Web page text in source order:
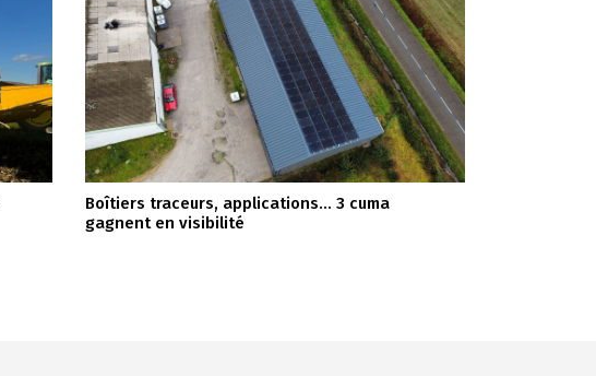
Boîtiers traceurs, applications… 3 cuma
gagnent en visibilité